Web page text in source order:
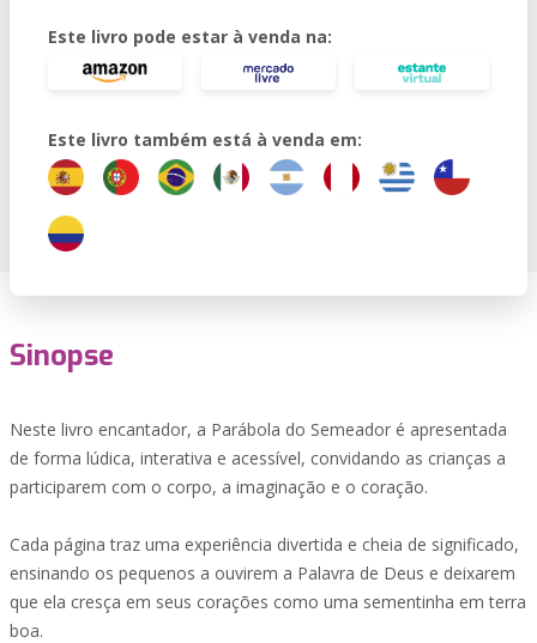
Este livro pode estar à venda na:
Este livro também está à venda em:
Sinopse
Neste livro encantador, a Parábola do Semeador é apresentada
de forma lúdica, interativa e acessível, convidando as crianças a
participarem com o corpo, a imaginação e o coração.
Cada página traz uma experiência divertida e cheia de significado,
ensinando os pequenos a ouvirem a Palavra de Deus e deixarem
que ela cresça em seus corações como uma sementinha em terra
boa.